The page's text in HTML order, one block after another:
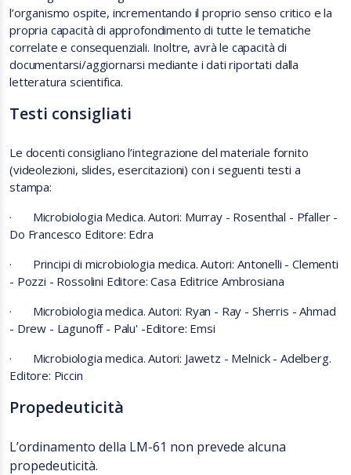
l’organismo ospite, incrementando il proprio senso critico e la
propria capacità di approfondimento di tutte le tematiche
correlate e consequenziali. Inoltre, avrà le capacità di
documentarsi/aggiornarsi mediante i dati riportati dalla
letteratura scientifica.
Testi consigliati
Le docenti consigliano l’integrazione del materiale fornito
(videolezioni, slides, esercitazioni) con i seguenti testi a
stampa:
·
Microbiologia Medica. Autori: Murray - Rosenthal - Pfaller -
Do Francesco Editore: Edra
·
Principi di microbiologia medica. Autori: Antonelli - Clementi
- Pozzi - Rossolini Editore: Casa Editrice Ambrosiana
·
Microbiologia medica. Autori: Ryan - Ray - Sherris - Ahmad
- Drew - Lagunoff - Palu' -Editore: Emsi
·
Microbiologia medica. Autori: Jawetz - Melnick - Adelberg.
Editore: Piccin
Propedeuticità
L’ordinamento della LM-61 non prevede alcuna
propedeuticità.